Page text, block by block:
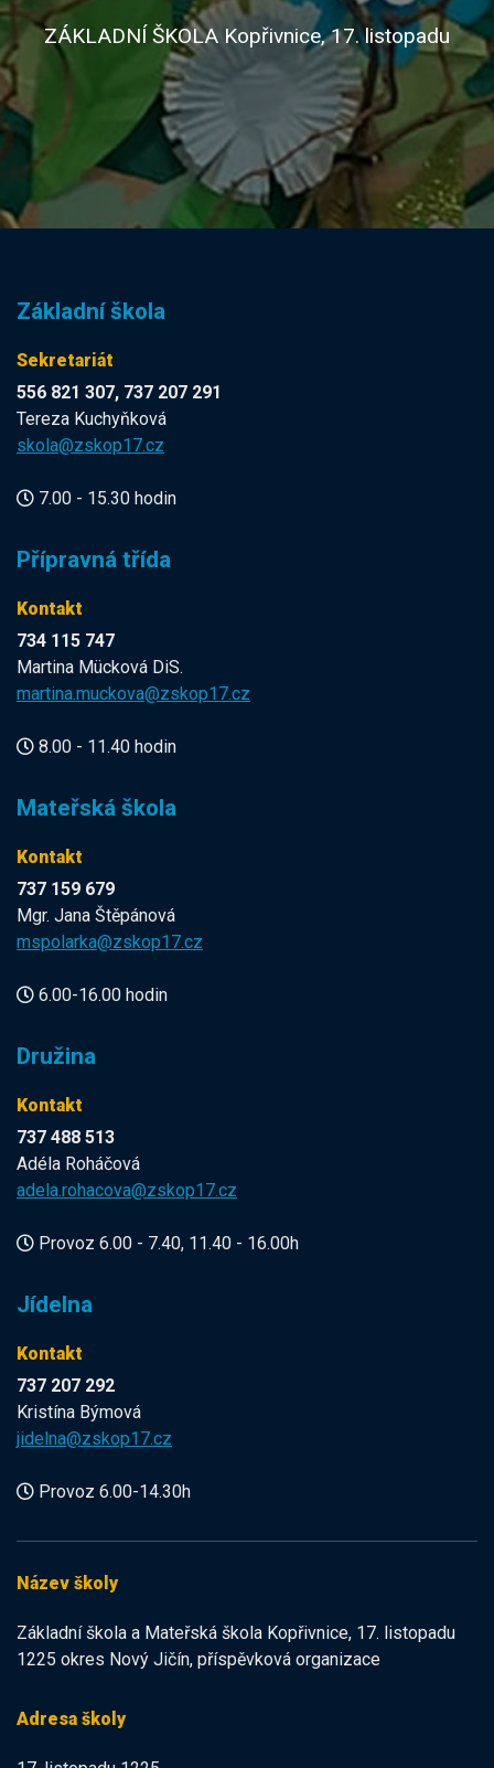
ZÁKLADNÍ ŠKOLA Kopřivnice, 17. listopadu
Základní škola
Sekretariát
556 821 307, 737 207 291
Tereza Kuchyňková
skola@zskop17.cz
7.00 - 15.30 hodin
Přípravná třída
Kontakt
734 115 747
Martina Mücková DiS.
martina.muckova@zskop17.cz
8.00 - 11.40 hodin
Mateřská škola
Kontakt
737 159 679
Mgr. Jana Štěpánová
mspolarka@zskop17.cz
6.00-16.00 hodin
Družina
Kontakt
737 488 513
Adéla Roháčová
adela.rohacova@zskop17.cz
Provoz 6.00 - 7.40, 11.40 - 16.00h
Jídelna
Kontakt
737 207 292
Kristína Býmová
jidelna@zskop17.cz
Provoz 6.00-14.30h
Název školy
Základní škola a Mateřská škola Kopřivnice, 17. listopadu
1225 okres Nový Jičín, příspěvková organizace
Adresa školy